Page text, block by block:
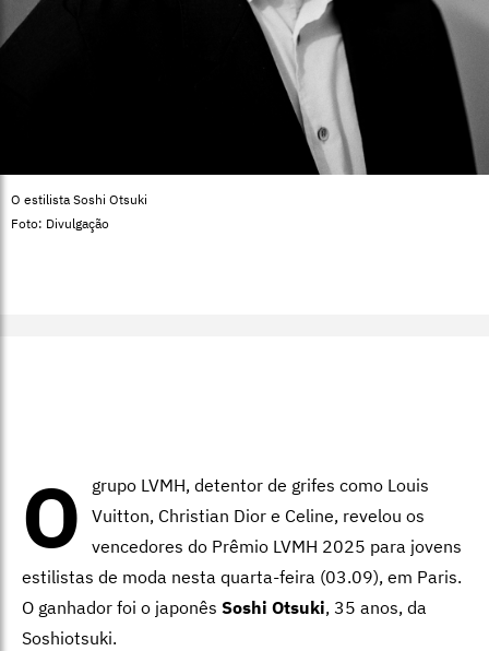
O estilista Soshi Otsuki
Foto: Divulgação
O
grupo LVMH, detentor de grifes como Louis
Vuitton, Christian Dior e Celine, revelou os
vencedores do Prêmio LVMH 2025 para jovens
estilistas de moda nesta quarta-feira (03.09), em Paris.
O ganhador foi o japonês Soshi Otsuki, 35 anos, da
Soshiotsuki.